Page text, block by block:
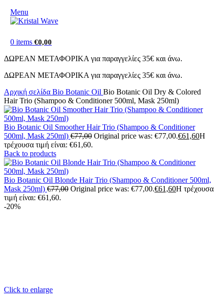
Menu
0 items €0,00
ΔΩΡΕΑΝ ΜΕΤΑΦΟΡΙΚΑ για παραγγελίες 35€ και άνω.
ΔΩΡΕΑΝ ΜΕΤΑΦΟΡΙΚΑ για παραγγελίες 35€ και άνω.
Αρχική σελίδα Bio Botanic Oil Bio Botanic Oil Dry & Colored
Hair Trio (Shampoo & Conditioner 500ml, Mask 250ml)
Bio Botanic Oil Smoother Hair Trio (Shampoo & Conditioner
500ml, Mask 250ml) €77,00 Original price was: €77,00.€61,60Η
τρέχουσα τιμή είναι: €61,60.
Back to products
Bio Botanic Oil Blonde Hair Trio (Shampoo & Conditioner 500ml,
Mask 250ml) €77,00 Original price was: €77,00.€61,60Η τρέχουσα
τιμή είναι: €61,60.
-20%
Click to enlarge